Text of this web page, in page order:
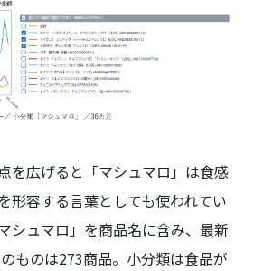
を広げると「マシュマロ」は食感
形容する言葉としても使われてい
シュマロ」を商品名に含み、最新
ものは273商品。小分類は食品が